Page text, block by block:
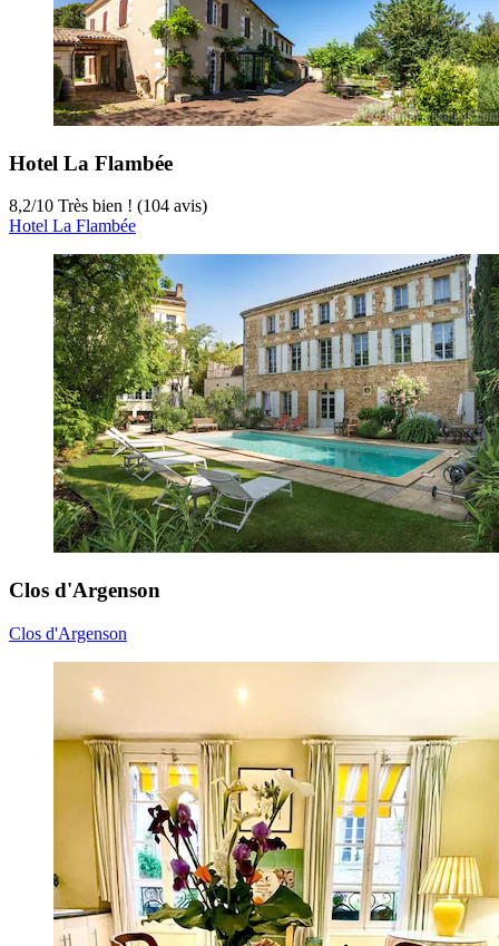
Hotel La Flambée
8,2/10 Très bien ! (104 avis)
Hotel La Flambée
Clos d'Argenson
Clos d'Argenson